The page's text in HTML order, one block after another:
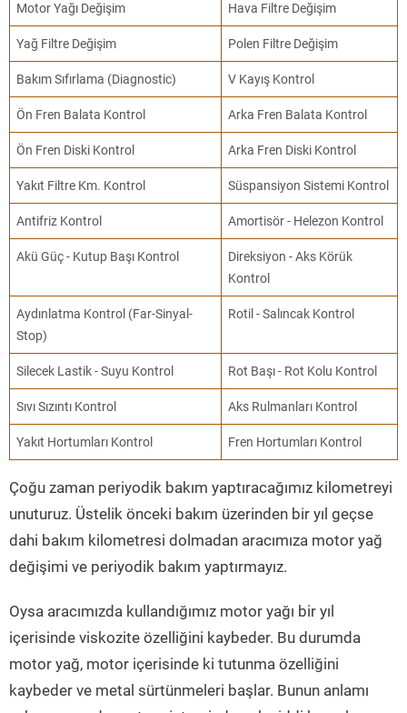
Motor Yağı Değişim Hava Filtre Değişim
Yağ Filtre Değişim Polen Filtre Değişim
Bakım Sıfırlama (Diagnostic) V Kayış Kontrol
Ön Fren Balata Kontrol Arka Fren Balata Kontrol
Ön Fren Diski Kontrol Arka Fren Diski Kontrol
Yakıt Filtre Km. Kontrol Süspansiyon Sistemi Kontrol
Antifriz Kontrol Amortisör - Helezon Kontrol
Akü Güç - Kutup Başı Kontrol
Direksiyon - Aks Körük
Kontrol
Aydınlatma Kontrol (Far-Sinyal-
Stop)
Rotil - Salıncak Kontrol
Silecek Lastik - Suyu Kontrol Rot Başı - Rot Kolu Kontrol
Sıvı Sızıntı Kontrol Aks Rulmanları Kontrol
Yakıt Hortumları Kontrol Fren Hortumları Kontrol
Çoğu zaman periyodik bakım yaptıracağımız kilometreyi
unuturuz. Üstelik önceki bakım üzerinden bir yıl geçse
dahi bakım kilometresi dolmadan aracımıza motor yağ
değişimi ve periyodik bakım yaptırmayız.
Oysa aracımızda kullandığımız motor yağı bir yıl
içerisinde viskozite özelliğini kaybeder. Bu durumda
motor yağ, motor içerisinde ki tutunma özelliğini
kaybeder ve metal sürtünmeleri başlar. Bunun anlamı